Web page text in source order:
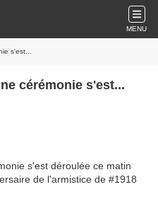
MENU
s'est...
cérémonie s'est...
s'est déroulée ce matin
de l'armistice de #1918